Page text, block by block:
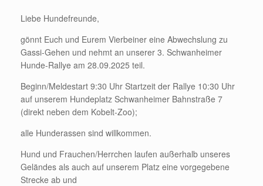
Liebe Hundefreunde,
gönnt Euch und Eurem Vierbeiner eine Abwechslung zu
Gassi-Gehen und nehmt an unserer 3. Schwanheimer
Hunde-Rallye am 28.09.2025 teil.
Beginn/Meldestart 9:30 Uhr Startzeit der Rallye 10:30 Uhr
auf unserem Hundeplatz Schwanheimer Bahnstraße 7
(direkt neben dem Kobelt-Zoo);
alle Hunderassen sind willkommen.
Hund und Frauchen/Herrchen laufen außerhalb unseres
Geländes als auch auf unserem Platz eine vorgegebene
Strecke ab und